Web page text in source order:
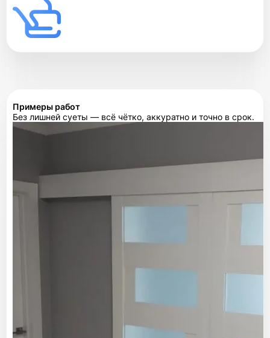
Примеры работ
Без лишней суеты — всё чётко, аккуратно и точно в срок.